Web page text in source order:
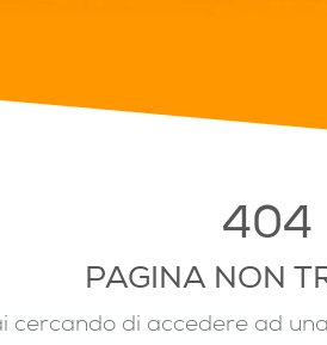
404
PAGINA NON
cercando di accedere ad